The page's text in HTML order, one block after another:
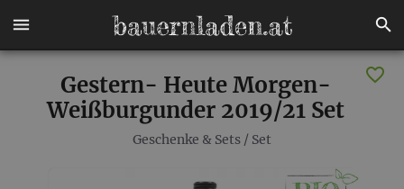
Gestern- Heute Morgen-
Weißburgunder 2019/21 Set
Geschenke & Sets / Set